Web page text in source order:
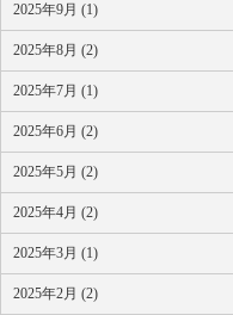
2025年9月 (1)
2025年8月 (2)
2025年7月 (1)
2025年6月 (2)
2025年5月 (2)
2025年4月 (2)
2025年3月 (1)
2025年2月 (2)